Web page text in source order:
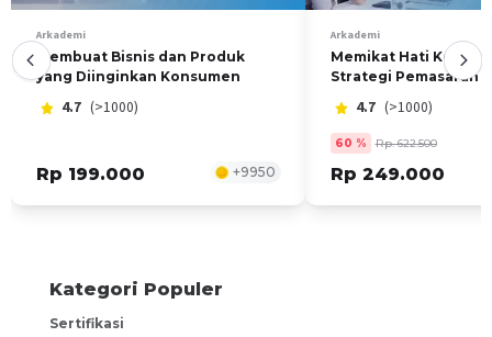
Arkademi
Membuat Bisnis dan Produk
yang Diinginkan Konsumen
4.7 (>1000)
Rp 199.000 +9950
Arkademi
Memikat Hati
Strategi Pemasaran
4.7 (>1000)
60 % Rp. 622.500
Rp 249.000
Kategori Populer
Sertifikasi